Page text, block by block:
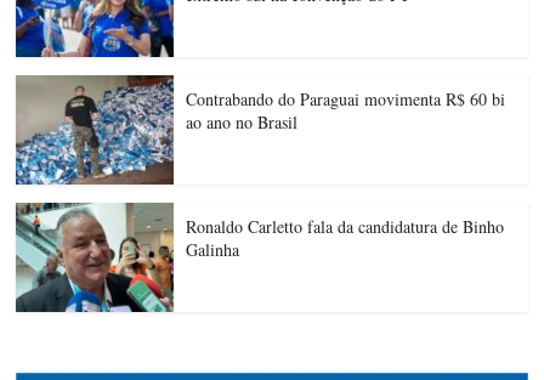
Contrabando do Paraguai movimenta R$ 60 bi
ao ano no Brasil
Ronaldo Carletto fala da candidatura de Binho
Galinha